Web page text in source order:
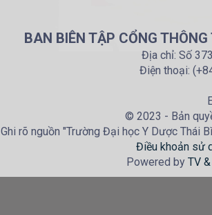
BAN BIÊN TẬP CỔNG
Địa chỉ: Số
Điện thoại:
© 2023 - Bản
Ghi rõ nguồn "Trường Đại học Y Dược Thái
Điều khoản sử
Powered by TV